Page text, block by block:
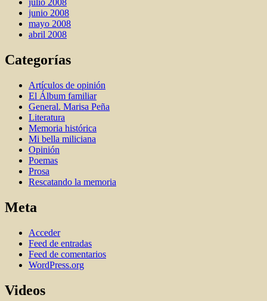
julio 2008
junio 2008
mayo 2008
abril 2008
Categorías
Artí­culos de opinión
El Álbum familiar
General. Marisa Peña
Literatura
Memoria histórica
Mi bella miliciana
Opinión
Poemas
Prosa
Rescatando la memoria
Meta
Acceder
Feed de entradas
Feed de comentarios
WordPress.org
Videos